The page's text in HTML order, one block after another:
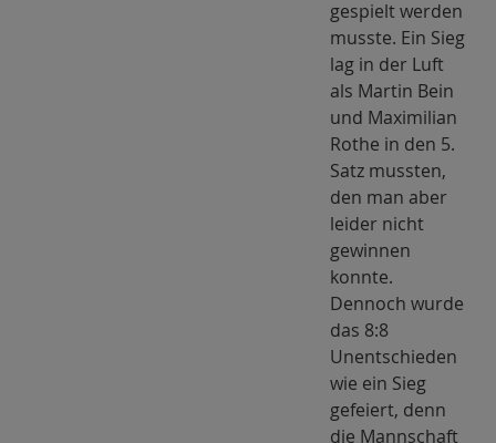
gespielt werden
musste. Ein Sieg
lag in der Luft
als Martin Bein
und Maximilian
Rothe in den 5.
Satz mussten,
den man aber
leider nicht
gewinnen
konnte.
Dennoch wurde
das 8:8
Unentschieden
wie ein Sieg
gefeiert, denn
die Mannschaft